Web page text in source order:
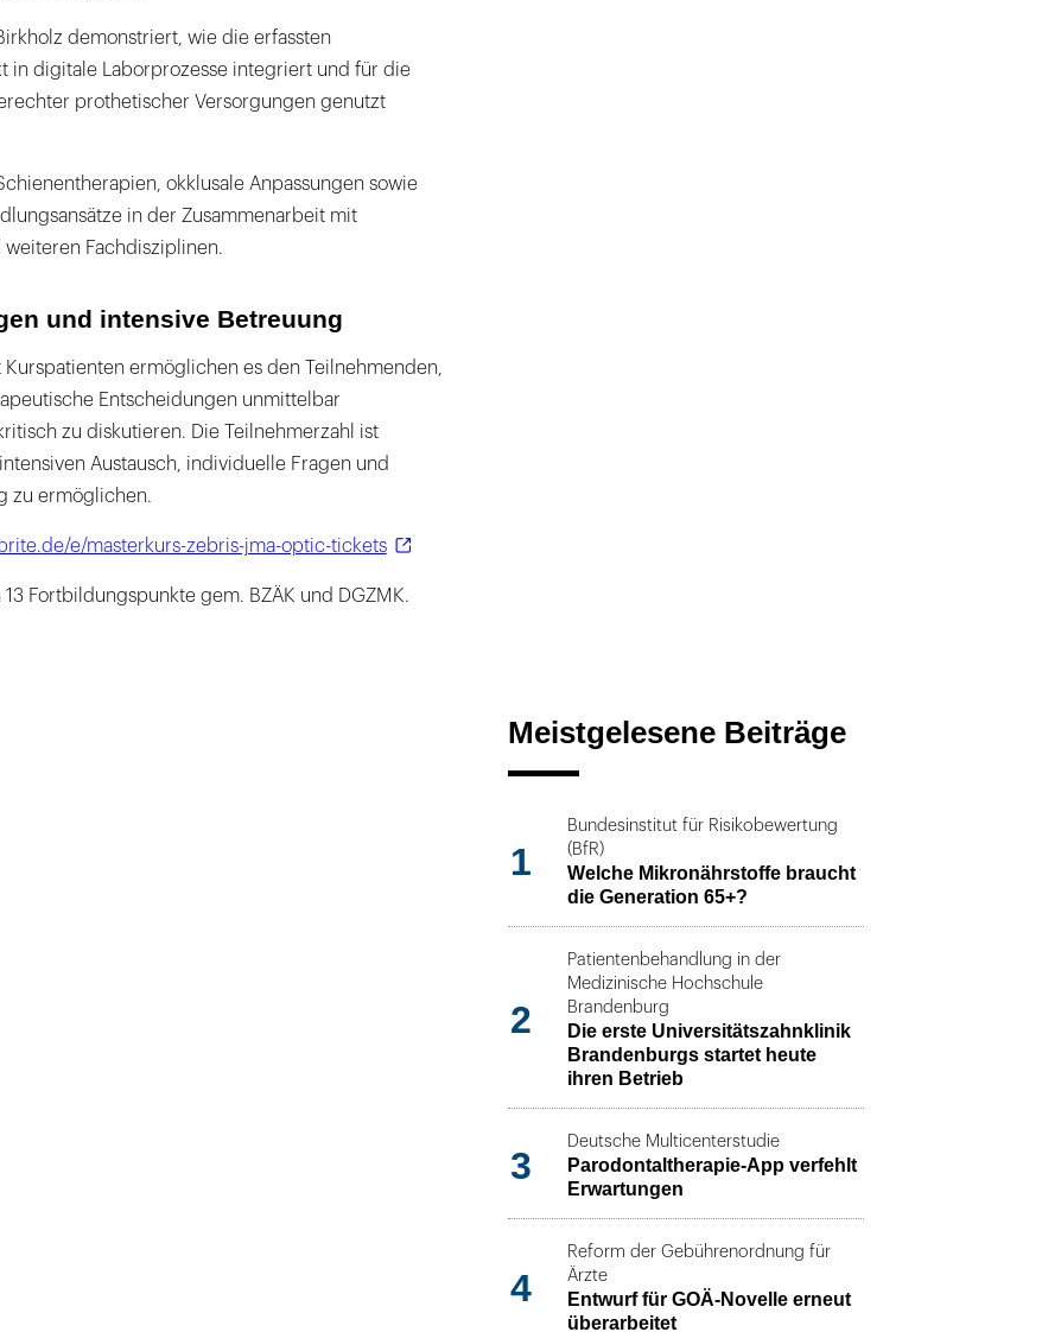
demonstriert, wie die erfassten
in digitale Laborprozesse integriert und für die
prothetischer Versorgungen genutzt
okklusale Anpassungen sowie
in der Zusammenarbeit mit
weiteren Fachdisziplinen.
und intensive Betreuung
Kurspatienten ermöglichen es den Teilnehmenden,
Entscheidungen unmittelbar
zu diskutieren. Die Teilnehmerzahl ist
Austausch, individuelle Fragen und
zu ermöglichen.
e/masterkurs-zebris-jma-optic-tickets
13 Fortbildungspunkte gem. BZÄK und DGZMK.
Meistgelesene Beiträge
1
Bundesinstitut für Risikobewertung
(BfR)
Welche Mikronährstoffe braucht
die Generation 65+?
2
Patientenbehandlung in der
Medizinische Hochschule
Brandenburg
Die erste Universitätszahnklinik
Brandenburgs startet heute
ihren Betrieb
3
Deutsche Multicenterstudie
Parodontaltherapie-App verfehlt
Erwartungen
4
Reform der Gebührenordnung für
Ärzte
Entwurf für GOÄ-Novelle erneut
überarbeitet